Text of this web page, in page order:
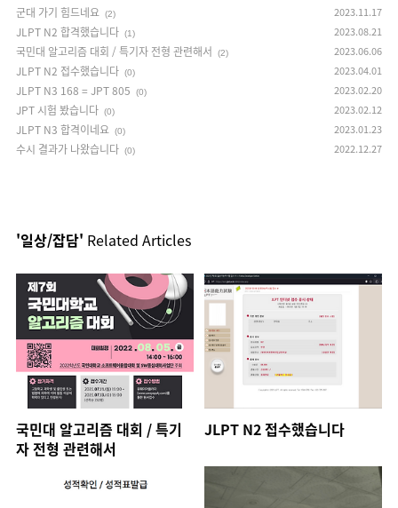
군대 가기 힘드네요 (2) 2023.11.17
JLPT N2 합격했습니다 (1) 2023.08.21
국민대 알고리즘 대회 / 특기자 전형 관련해서 (2) 2023.06.06
JLPT N2 접수했습니다 (0) 2023.04.01
JLPT N3 168 = JPT 805 (0) 2023.02.20
JPT 시험 봤습니다 (0) 2023.02.12
JLPT N3 합격이네요 (0) 2023.01.23
수시 결과가 나왔습니다 (0) 2022.12.27
'일상/잡담' Related Articles
국민대 알고리즘 대회 / 특기
자 전형 관련해서
JLPT N2 접수했습니다